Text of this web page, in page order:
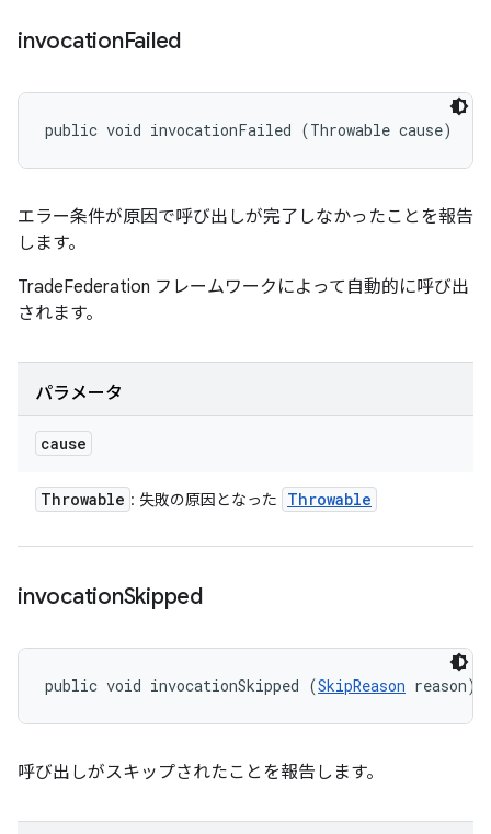
invocationFailed
public void invocationFailed (Throwable cause)
エラー条件が原因で呼び出しが完了しなかったことを報告
します。
TradeFederation フレームワークによって自動的に呼び出
されます。
パラメータ
cause
Throwable : 失敗の原因となった Throwable
invocationSkipped
public void invocationSkipped (SkipReason reason)
呼び出しがスキップされたことを報告します。